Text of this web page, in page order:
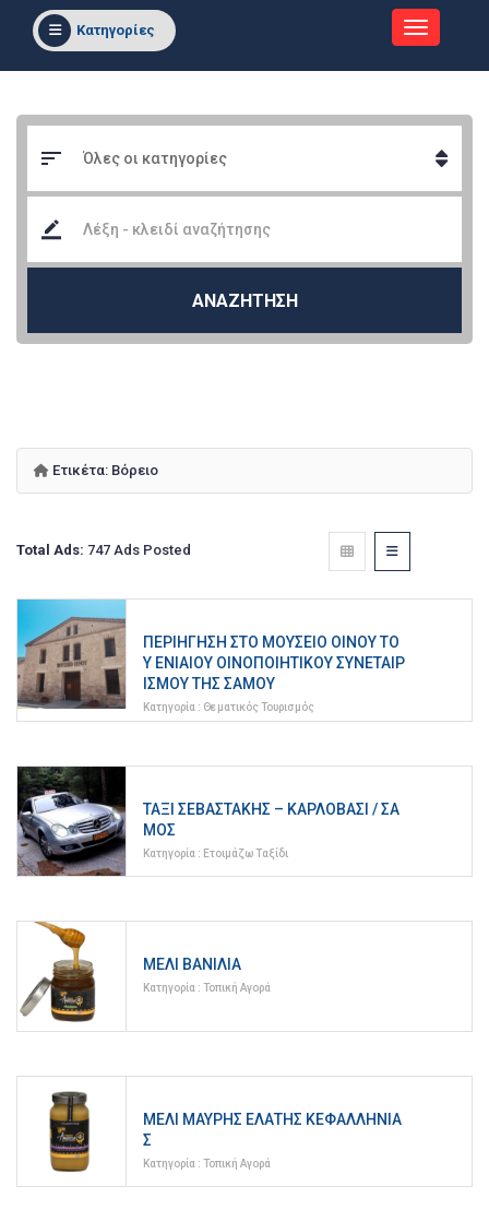
Κατηγορίες
ΑΝΑΖΗΤΗΣΗ
Ετικέτα: Βόρειο
Total Ads: 747 Ads Posted
ΠΕΡΙΉΓΗΣΗ ΣΤΟ ΜΟΥΣΕΊΟ ΟΊΝΟΥ ΤΟ
Υ ΕΝΙΑΊΟΥ ΟΙΝΟΠΟΙΗΤΙΚΟΎ ΣΥΝΕΤΑΙΡ
ΙΣΜΟΎ ΤΗΣ ΣΆΜΟΥ
Κατηγορία : Θεματικός Τουρισμός
ΤΑΞΊ ΣΕΒΑΣΤΆΚΗΣ – ΚΑΡΛΌΒΑΣΙ / ΣΆ
ΜΟΣ
Κατηγορία : Ετοιμάζω Ταξίδι
ΜΕΛΙ ΒΑΝΙΛΙΑ
Κατηγορία : Τοπική Αγορά
ΜΈΛΙ ΜΑΎΡΗΣ ΕΛΆΤΗΣ ΚΕΦΑΛΛΗΝΊΑ
Σ
Κατηγορία : Τοπική Αγορά